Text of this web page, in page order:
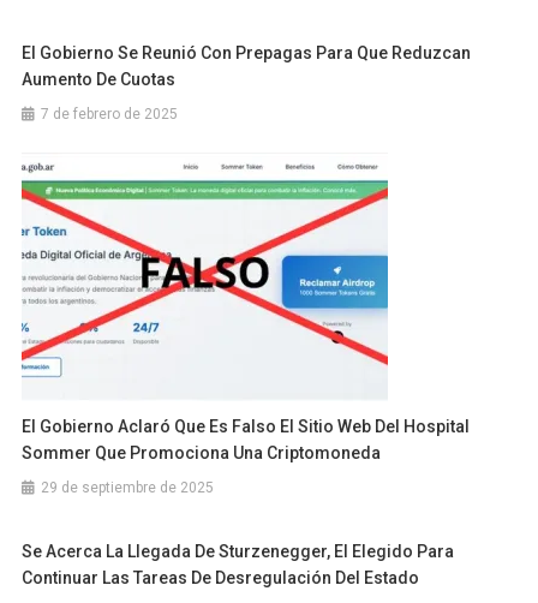
El Gobierno Se Reunió Con Prepagas Para Que Reduzcan
Aumento De Cuotas
7 de febrero de 2025
El Gobierno Aclaró Que Es Falso El Sitio Web Del Hospital
Sommer Que Promociona Una Criptomoneda
29 de septiembre de 2025
Se Acerca La Llegada De Sturzenegger, El Elegido Para
Continuar Las Tareas De Desregulación Del Estado